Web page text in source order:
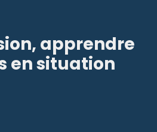
apprendre
en situation